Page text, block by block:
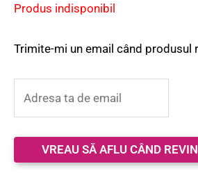
Produs indisponibil
Trimite-mi un email când produsul